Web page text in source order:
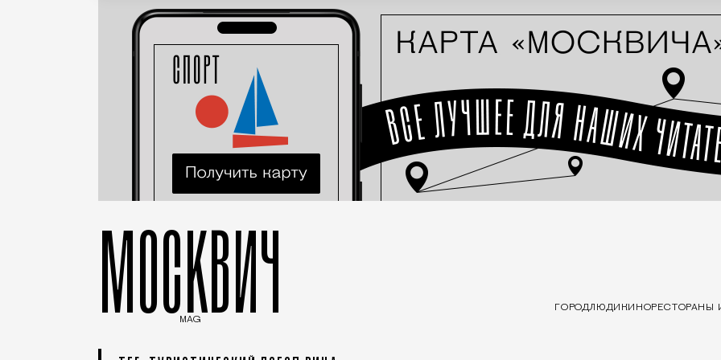
МОСКВИЧ
MAG
ГОРОДЛЮДИ КИНОРЕСТОРАНЫ